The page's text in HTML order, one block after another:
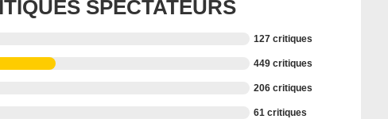
SPECTATEURS
127 critiques
449 critiques
206 critiques
61 critiques